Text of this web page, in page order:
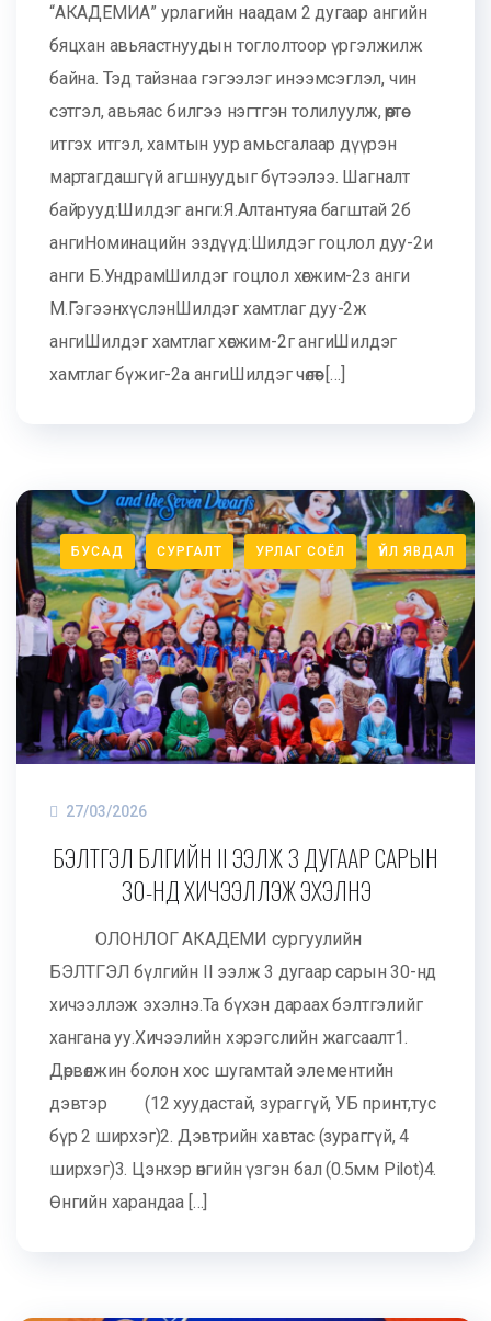
“АКАДЕМИА” урлагийн наадам 2 дугаар ангийн
бяцхан авьяастнуудын тоглолтоор үргэлжилж
байна. Тэд тайзнаа гэгээлэг инээмсэглэл, чин
сэтгэл, авьяас билгээ нэгтгэн толилуулж, өөртөө
итгэх итгэл, хамтын уур амьсгалаар дүүрэн
мартагдашгүй агшнуудыг бүтээлээ. Шагналт
байрууд:Шилдэг анги:Я.Алтантуяа багштай 2б
ангиНоминацийн эздүүд:Шилдэг гоцлол дуу-2и
анги Б.УндрамШилдэг гоцлол хөгжим-2з анги
М.ГэгээнхүслэнШилдэг хамтлаг дуу-2ж
ангиШилдэг хамтлаг хөгжим-2г ангиШилдэг
хамтлаг бүжиг-2а ангиШилдэг чөлөөт […]
БУСАД СУРГАЛТ УРЛАГ СОЁЛ ҮЙЛ ЯВДАЛ
27/03/2026
БЭЛТГЭЛ БҮЛГИЙН II ЭЭЛЖ 3 ДУГААР САРЫН
30-НД ХИЧЭЭЛЛЭЖ ЭХЭЛНЭ
ОЛОНЛОГ АКАДЕМИ сургуулийн
БЭЛТГЭЛ бүлгийн II ээлж 3 дугаар сарын 30-нд
хичээллэж эхэлнэ.Та бүхэн дараах бэлтгэлийг
хангана уу.Хичээлийн хэрэгслийн жагсаалт1.
Дөрвөлжин болон хос шугамтай элементийн
дэвтэр (12 хуудастай, зураггүй, УБ принт,тус
бүр 2 ширхэг)2. Дэвтрийн хавтас (зураггүй, 4
ширхэг)3. Цэнхэр өнгийн үзгэн бал (0.5мм Pilot)4.
Өнгийн харандаа […]